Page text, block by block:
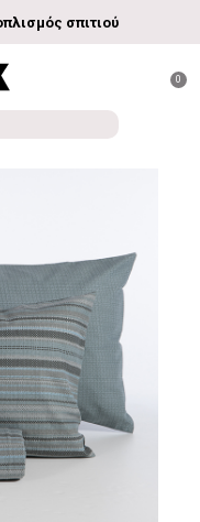
σπιτιού
0